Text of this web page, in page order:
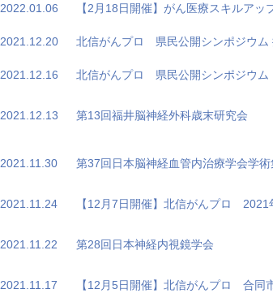
2022.01.06 【2月18日開催】がん医療スキルアッ
2021.12.20 北信がんプロ 県民公開シンポジウム
2021.12.16 北信がんプロ 県民公開シンポジウム
2021.12.13 第13回福井脳神経外科歳末研究会
2021.11.30 第37回日本脳神経血管内治療学会学術
2021.11.24 【12月7日開催】北信がんプロ 2021
2021.11.22 第28回日本神経内視鏡学会
2021.11.17 【12月5日開催】北信がんプロ 合同